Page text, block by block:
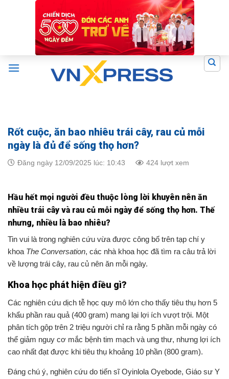
Rốt cuộc, ăn bao nhiêu trái cây, rau củ mỗi
ngày là đủ để sống thọ hơn?
Đăng ngày 12/09/2025 lúc: 10:43 424 lượt xem
Hầu hết mọi người đều thuộc lòng lời khuyên nên ăn
nhiều trái cây và rau củ mỗi ngày để sống thọ hơn. Thế
nhưng, nhiều là bao nhiêu?
Tin vui là trong nghiên cứu vừa được công bố trên tạp chí y
khoa The Conversation, các nhà khoa học đã tìm ra câu trả lời
về lượng trái cây, rau củ nên ăn mỗi ngày.
Khoa học phát hiện điều gì?
Các nghiên cứu dịch tễ học quy mô lớn cho thấy tiêu thụ hơn 5
khẩu phần rau quả (400 gram) mang lại lợi ích vượt trội. Một
phân tích gộp trên 2 triệu người chỉ ra rằng 5 phần mỗi ngày có
thể giảm nguy cơ mắc bệnh tim mạch và ung thư, nhưng lợi ích
cao nhất đạt được khi tiêu thụ khoảng 10 phần (800 gram).
Đáng chú ý, nghiên cứu do tiến sĩ Oyinlola Oyebode, Giáo sư Y